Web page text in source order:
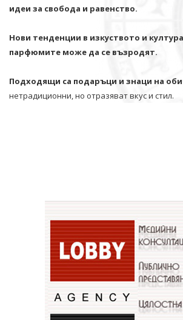
идеи за свобода и равенство.
Нови тенденции в изкуството и
парфюмите може да се възродят.
Подходящи са подаръци и знаци на
нетрадиционни, но отразяват вкус и стил.